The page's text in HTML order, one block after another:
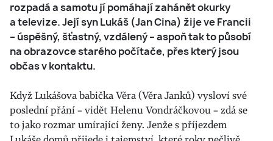
rozpadá a samotu jí pomáhají zahánět okurky
a televize. Její syn Lukáš (Jan Cina) žije ve Francii
– úspěšný, šťastný, vzdálený – aspoň tak to působí
na obrazovce starého počítače, přes který jsou
občas v kontaktu.
Když Lukášova babička Věra (Věra Janků) vysloví své
poslední přání – vidět Helenu Vondráčkovou – zdá se
to jako rozmar umírající ženy. Jenže s příjezdem